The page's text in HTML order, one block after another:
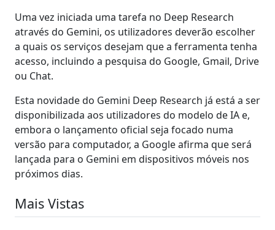
Uma vez iniciada uma tarefa no Deep Research
através do Gemini, os utilizadores deverão escolher
a quais os serviços desejam que a ferramenta tenha
acesso, incluindo a pesquisa do Google, Gmail, Drive
ou Chat.
Esta novidade do Gemini Deep Research já está a ser
disponibilizada aos utilizadores do modelo de IA e,
embora o lançamento oficial seja focado numa
versão para computador, a Google afirma que será
lançada para o Gemini em dispositivos móveis nos
próximos dias.
Mais Vistas